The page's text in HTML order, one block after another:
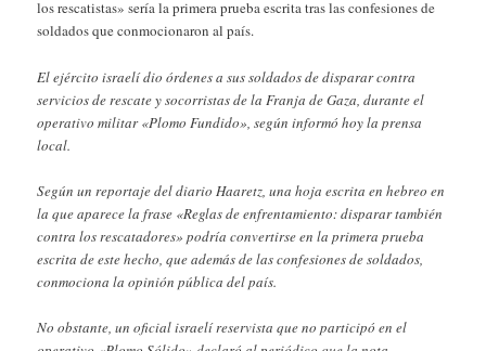
los rescatistas» sería la primera prueba escrita tras las confesiones de
soldados que conmocionaron al país.
El ejército israelí dio órdenes a sus soldados de disparar contra
servicios de rescate y socorristas de la Franja de Gaza, durante el
operativo militar «Plomo Fundido», según informó hoy la prensa
local.
Según un reportaje del diario Haaretz, una hoja escrita en hebreo en
la que aparece la frase «Reglas de enfrentamiento: disparar también
contra los rescatadores» podría convertirse en la primera prueba
escrita de este hecho, que además de las confesiones de soldados,
conmociona la opinión pública del país.
No obstante, un oficial israelí reservista que no participó en el